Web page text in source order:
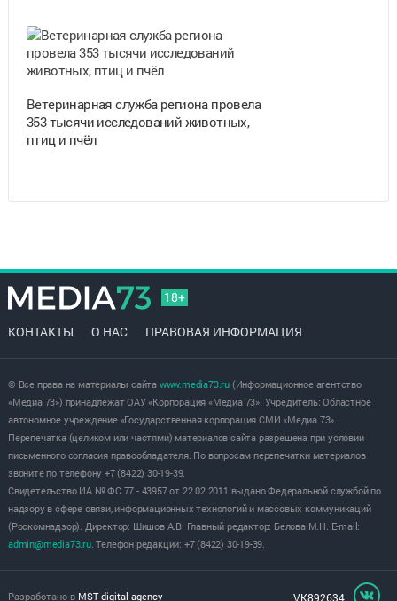
Ветеринарная служба региона провела
353 тысячи исследований животных,
птиц и пчёл
18+
КОНТАКТЫ О НАС ПРАВОВАЯ ИНФОРМАЦИЯ
© Все права на материалы сайта www.media73.ru(Информационное агентство
«Медиа 73») принадлежат ОАУ «Корпорация «Медиа 73». Учредитель: Областное
автономное учреждение «Государственная корпорация СМИ «Медиа 73».
Перепечатка (целиком или частями) материалов сайта разрешена при условии
письменного согласия правообладателя. По вопросам перепечатки материалов
звоните по телефону +7 (8422) 30-19-39.
Свидетельство ИА № ФС 77 - 43957 от 22.02.2011 выдано Федеральной службой по
надзору в сфере связи, информационных технологий и массовых коммуникаций
(Роскомнадзор). Директор: Шишов А.В. Главный редактор: Белова М.Н. E-mail:
admin@media73.ru. Телефон редакции: +7 (8422) 30-19-39.
Разработано в MST digital agency VK892634